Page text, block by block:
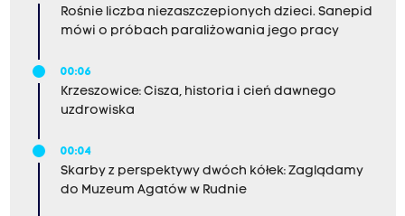
Rośnie liczba niezaszczepionych dzieci. Sanepid
mówi o próbach paraliżowania jego pracy
00:06
Krzeszowice: Cisza, historia i cień dawnego
uzdrowiska
00:04
Skarby z perspektywy dwóch kółek: Zaglądamy
do Muzeum Agatów w Rudnie